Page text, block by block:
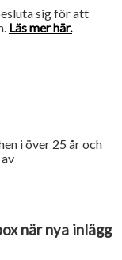
sig för att
Läs mer här.
i över 25 år och
när nya inlägg